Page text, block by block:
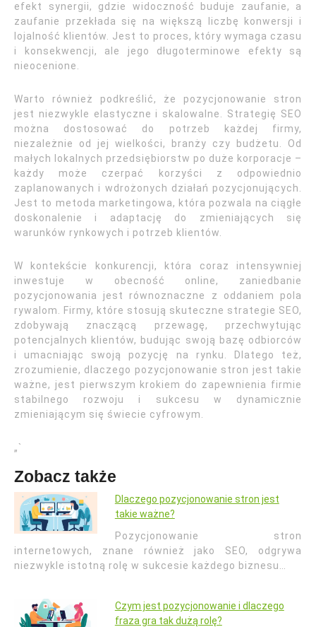
efekt synergii, gdzie widoczność buduje zaufanie, a
zaufanie przekłada się na większą liczbę konwersji i
lojalność klientów. Jest to proces, który wymaga czasu
i konsekwencji, ale jego długoterminowe efekty są
nieocenione.
Warto również podkreślić, że pozycjonowanie stron
jest niezwykle elastyczne i skalowalne. Strategię SEO
można dostosować do potrzeb każdej firmy,
niezależnie od jej wielkości, branży czy budżetu. Od
małych lokalnych przedsiębiorstw po duże korporacje –
każdy może czerpać korzyści z odpowiednio
zaplanowanych i wdrożonych działań pozycjonujących.
Jest to metoda marketingowa, która pozwala na ciągłe
doskonalenie i adaptację do zmieniających się
warunków rynkowych i potrzeb klientów.
W kontekście konkurencji, która coraz intensywniej
inwestuje w obecność online, zaniedbanie
pozycjonowania jest równoznaczne z oddaniem pola
rywalom. Firmy, które stosują skuteczne strategie SEO,
zdobywają znaczącą przewagę, przechwytując
potencjalnych klientów, budując swoją bazę odbiorców
i umacniając swoją pozycję na rynku. Dlatego też,
zrozumienie, dlaczego pozycjonowanie stron jest takie
ważne, jest pierwszym krokiem do zapewnienia firmie
stabilnego rozwoju i sukcesu w dynamicznie
zmieniającym się świecie cyfrowym.
„`
Zobacz także
Dlaczego pozycjonowanie stron jest
takie ważne?
Pozycjonowanie stron
internetowych, znane również jako SEO, odgrywa
niezwykle istotną rolę w sukcesie każdego biznesu…
Czym jest pozycjonowanie i dlaczego
fraza gra tak dużą rolę?